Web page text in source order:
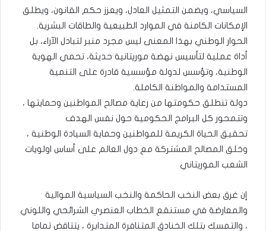
السياسي، ويضمن التمثيل العادل، ويعزز حكم القانون، ويطلق
الإمكانات الكامنة في الموارد الطبيعية والطاقات البشرية.
الحوار الوطني بهذا المعنى ليس مجرد منبر لتبادل الآراء، بل
أداة عملية لتأسيس نهضة موريتانية حديثة، تحمي الهوية
الوطنية، وتؤسس لدولة مؤسسية قادرة على التنمية
المستدامة والمواطنة الكاملة.
دولة تنطلق حكومتها من رعاية مصالح المواطنين وحمايتها ،
وتتمحور كل البرامج الحكومية حول نفس الهدف
تحقيق الحياة الكريمة للمواطنين وحماية السيادة الوطنية ،
وخلق المصالح المشتركة مع دول العالم على أساس اولويات
الشعب الموريتاني
إن غرق بعض النخب الحاكمة والنخب السياسية الموالية
والمعارضة في مستنقع الخطاب العنصري الشرائحي واللوني
، والتمسك بتلك الخنادق المتنافرة المتدابرة ، يتتاقض تماما